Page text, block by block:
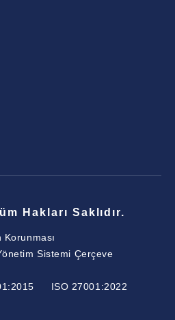
Hakları Saklıdır.
Sistemi Çerçeve
ISO 27001:2022